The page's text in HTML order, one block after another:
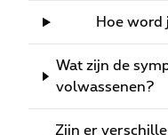
Hoe word
Wat zijn de
volwassenen?
Zijn er